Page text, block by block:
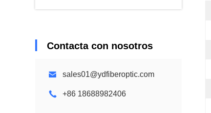
Contacta con nosotros
sales01@ydfiberoptic.com
+86 18688982406